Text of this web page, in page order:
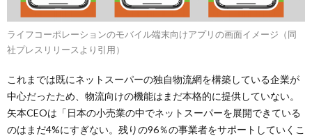
ライフコーポレーションのモバイル端末向けアプリの画面イメージ（同
社プレスリリースより引用）
これまでは既にネットスーパーの独自物流網を構築している企業が
中心だったため、物流向けの機能はまだ本格的に提供していない。
矢本CEOは「日本の小売業の中でネットスーパーを展開できている
のはまだ4%にすぎない。残りの96％の事業者をサポートしていくこ